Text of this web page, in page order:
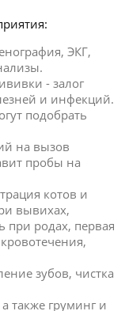
ЭКГ,
- залог
и инфекций.
подобрать
на вызов
пробы на
котов и
вывихах,
при родах, первая
зубов, чистка
также груминг и